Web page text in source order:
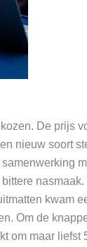
De prijs
nieuw soort
kwam
Om de
om maar